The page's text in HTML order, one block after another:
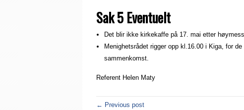
Sak 5 Eventuelt
Det blir ikke kirkekaffe på 17. mai etter
Menighetsrådet rigger opp kl.16.00 i Kiga, for
sammenkomst.
Referent Helen Maty
← Previous post